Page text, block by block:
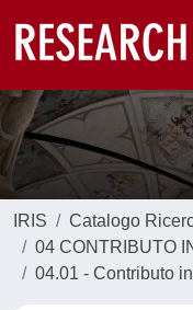
IRIS
Catalogo
04 CONTRIBUTO
04.01 - Contributo